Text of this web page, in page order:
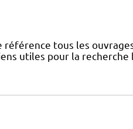
tous les
utiles pour la recherche